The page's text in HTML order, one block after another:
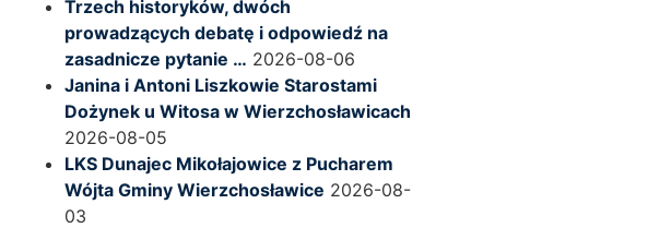
Trzech historyków, dwóch
prowadzących debatę i odpowiedź na
zasadnicze pytanie … 2026-08-06
Janina i Antoni Liszkowie Starostami
Dożynek u Witosa w Wierzchosławicach
2026-08-05
LKS Dunajec Mikołajowice z Pucharem
Wójta Gminy Wierzchosławice 2026-08-
03